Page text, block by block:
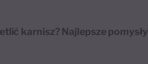
karnisz? Najlepsze pomysły